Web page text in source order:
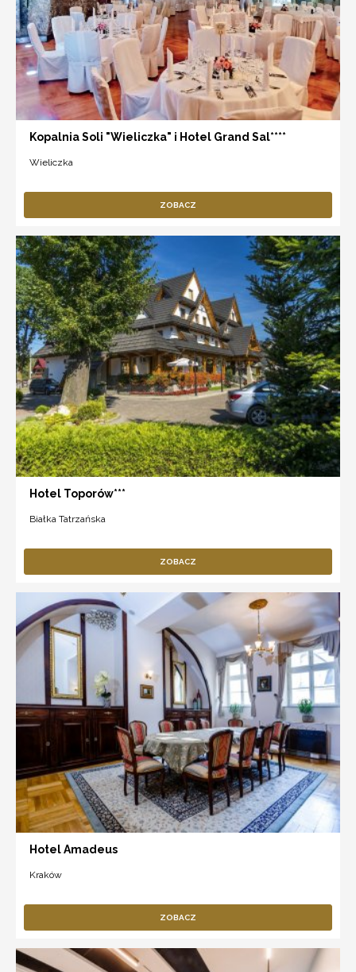
Kopalnia Soli "Wieliczka" i Hotel Grand Sal****
Wieliczka
ZOBACZ
Hotel Toporów***
Białka Tatrzańska
ZOBACZ
Hotel Amadeus
Kraków
ZOBACZ